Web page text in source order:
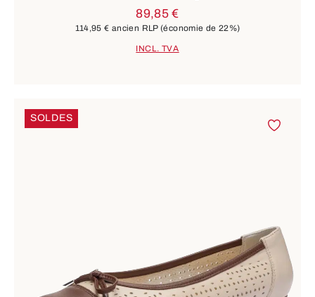
89,85 €
114,95 € ancien RLP(économie de 22%)
INCL. TVA
SOLDES